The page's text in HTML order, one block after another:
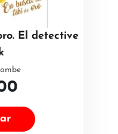
El detective